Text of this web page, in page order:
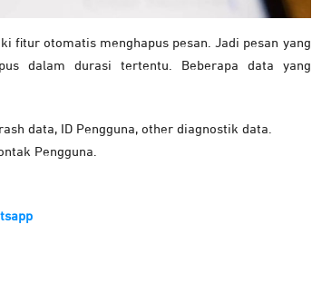
fitur otomatis menghapus pesan. Jadi pesan yang
dalam durasi tertentu. Beberapa data yang
data, ID Pengguna, other diagnostik data.
Pengguna.